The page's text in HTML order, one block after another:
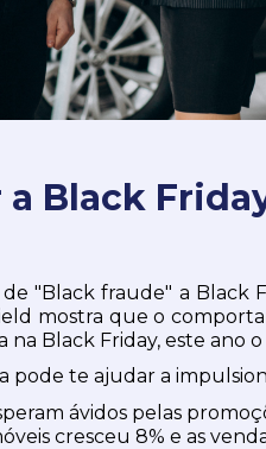
Black
"Black fraude" a
mostra que o
na Black Friday, este ano
pode te ajudar a
ávidos pelas
cresceu 8% e as